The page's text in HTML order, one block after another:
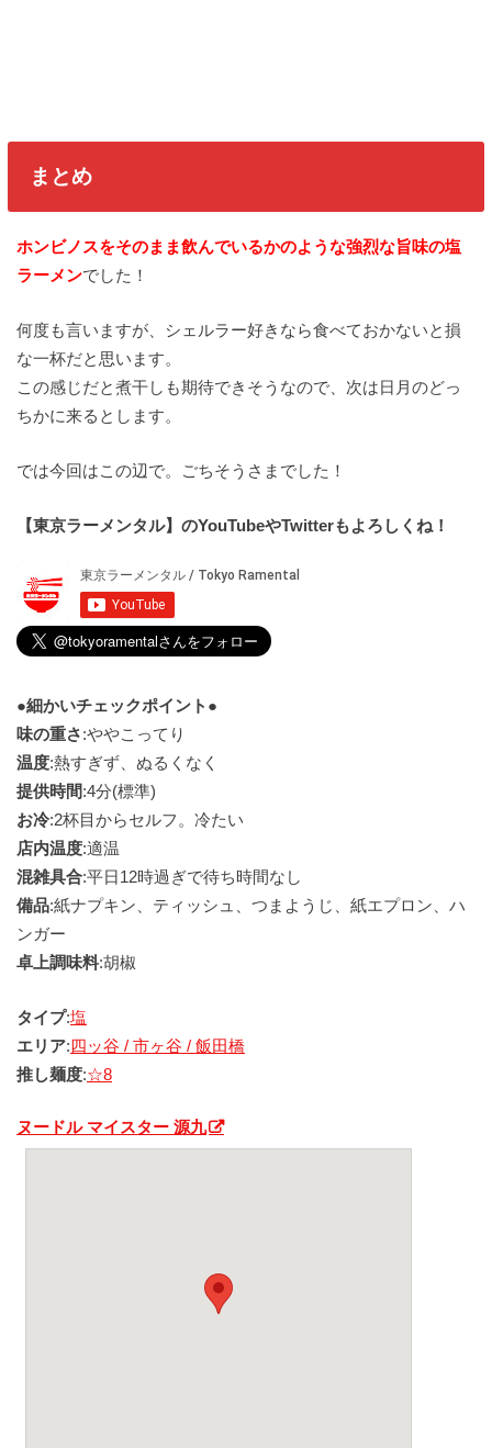
まとめ
ホンビノスをそのまま飲んでいるかのような強烈な旨味の塩
ラーメンでした！
何度も言いますが、シェルラー好きなら食べておかないと損
な一杯だと思います。
この感じだと煮干しも期待できそうなので、次は日月のどっ
ちかに来るとします。
では今回はこの辺で。ごちそうさまでした！
【東京ラーメンタル】のYouTubeやTwitterもよろしくね！
●細かいチェックポイント●
味の重さ:ややこってり
温度:熱すぎず、ぬるくなく
提供時間:4分(標準)
お冷:2杯目からセルフ。冷たい
店内温度:適温
混雑具合:平日12時過ぎで待ち時間なし
備品:紙ナプキン、ティッシュ、つまようじ、紙エプロン、ハ
ンガー
卓上調味料:胡椒
タイプ:塩
エリア:四ッ谷 / 市ヶ谷 / 飯田橋
推し麺度:☆8
ヌードル マイスター 源九